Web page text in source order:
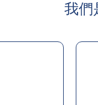
我們